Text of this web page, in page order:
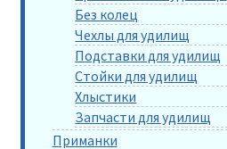
Без колец
Чехлы для удилищ
Подставки для удилищ
Стойки для удилищ
Хлыстики
Запчасти для удилищ
Приманки